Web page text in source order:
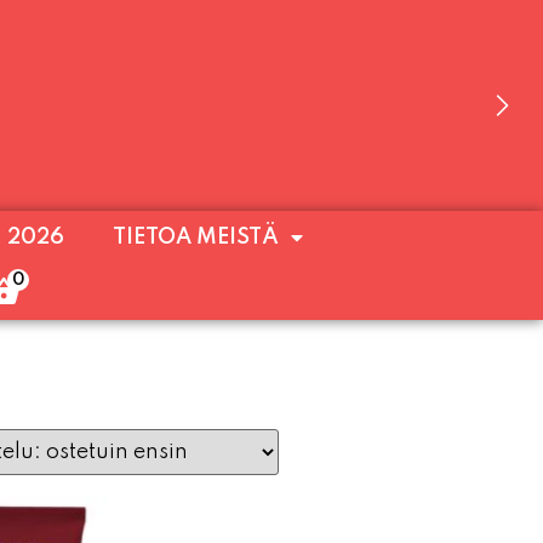
AVOINNA VIIKONLOPPUISIN (PE-
2026 TIETOA MEISTÄ
0